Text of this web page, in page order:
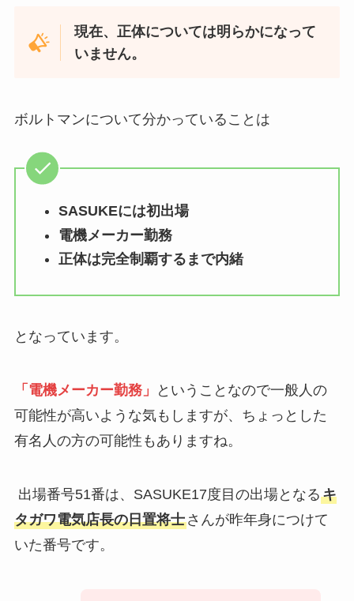
現在、正体については明らかになって
いません。
ボルトマンについて分かっていることは
SASUKEには初出場
電機メーカー勤務
正体は完全制覇するまで内緒
となっています。
「電機メーカー勤務」
ということなので一般人の
可能性が高いような気もしますが、ちょっとした
有名人の方の可能性もありますね。
出場番号51番は、SASUKE17度目の出場となるキ
タガワ電気店長の日置将士さんが昨年身につけて
いた番号です。